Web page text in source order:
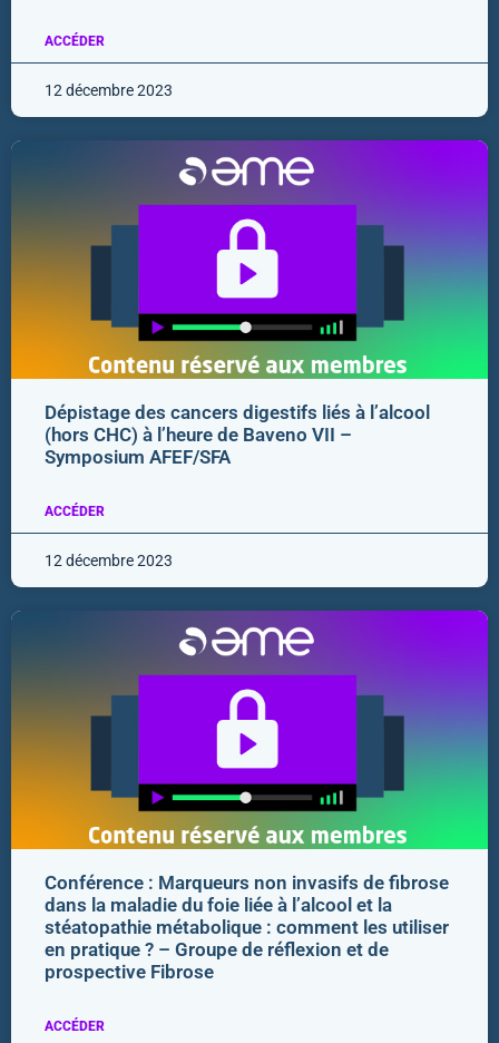
ACCÉDER
12 décembre 2023
Dépistage des cancers digestifs liés à l’alcool
(hors CHC) à l’heure de Baveno VII –
Symposium AFEF/SFA
ACCÉDER
12 décembre 2023
Conférence : Marqueurs non invasifs de fibrose
dans la maladie du foie liée à l’alcool et la
stéatopathie métabolique : comment les utiliser
en pratique ? – Groupe de réflexion et de
prospective Fibrose
ACCÉDER